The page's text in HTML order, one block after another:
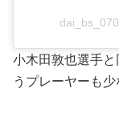
小木田敦也選手
うプレーヤーも